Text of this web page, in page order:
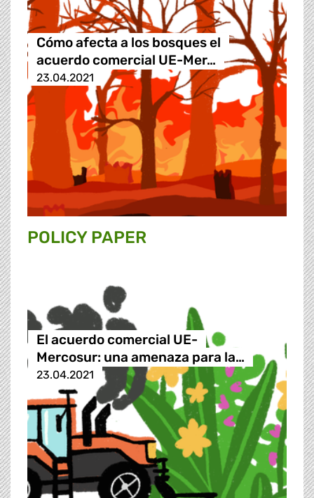
Cómo afecta a los bosques el
acuerdo comercial UE-Mer…
23.04.2021
POLICY PAPER
El acuerdo comercial UE-
Mercosur: una amenaza para la…
23.04.2021